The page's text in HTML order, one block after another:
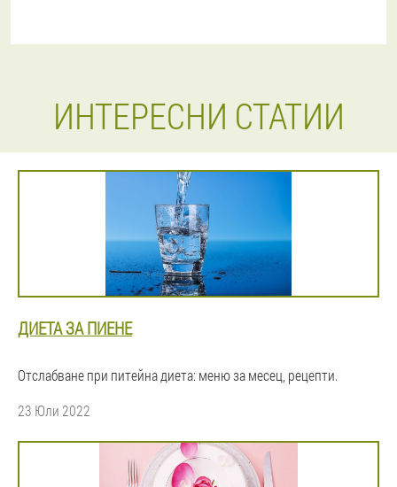
ИНТЕРЕСНИ СТАТИИ
ДИЕТА ЗА ПИЕНЕ
Отслабване при питейна диета: меню за месец, рецепти.
23 Юли 2022